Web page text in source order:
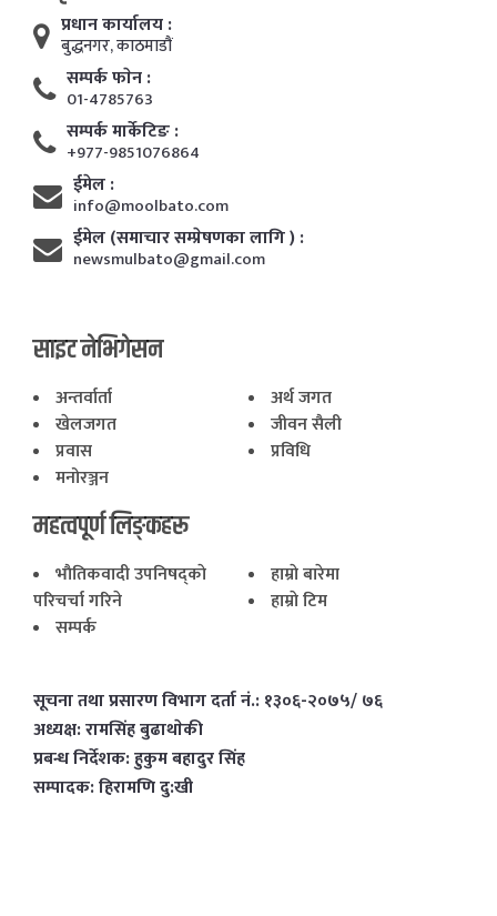
प्रधान कार्यालय :
बुद्धनगर, काठमाडाैं
सम्पर्क फाेन :
01-4785763
सम्पर्क मार्केटिङ :
+977-9851076864
ईमेल :
info@moolbato.com
ईमेल (समाचार सम्प्रेषणका लागि ) :
newsmulbato@gmail.com
साइट नेभिगेसन
अन्तर्वार्ता
अर्थ जगत
खेलजगत
जीवन सैली
प्रवास
प्रविधि
मनोरञ्जन
महत्वपूर्ण लिङ्कहरू
भाैतिकवादी उपनिषद्काे
परिचर्चा गरिने
हाम्राे बारेमा
हाम्राे टिम
सम्पर्क
सूचना तथा प्रसारण विभाग दर्ता नं.: १३०६-२०७५/ ७६
अध्यक्ष: रामसिंह बुढाथाेकी
प्रबन्ध निर्देशक: हुकुम बहादुर सिंह
सम्पादक: हिरामणि दु:खी